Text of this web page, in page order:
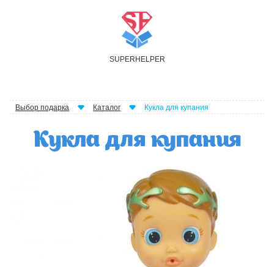
SUPER H ELPER
Выбор подарка Каталог Кукла для купания
Кукла для купания